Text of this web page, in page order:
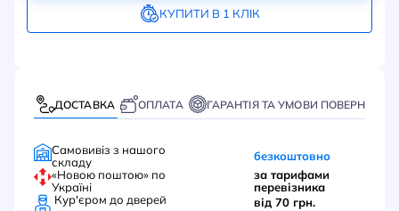
КУПИТИ В 1 КЛІК
ДОСТАВКА ОПЛАТА ГАРАНТІЯ ТА УМОВИ ПОВЕРНЕННЯ
Самовивіз з нашого
складу
безкоштовно
«Новою поштою» по
Україні
за тарифами
перевізника
Кур'єром до дверей від 70 грн.